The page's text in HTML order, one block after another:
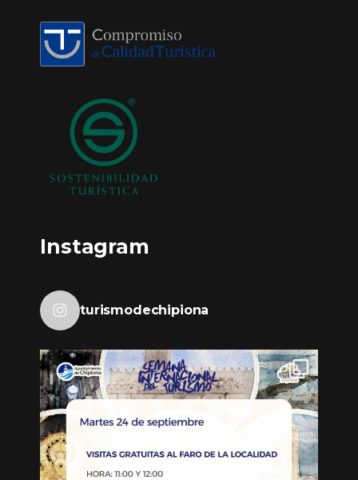
Instagram
turismodechipiona